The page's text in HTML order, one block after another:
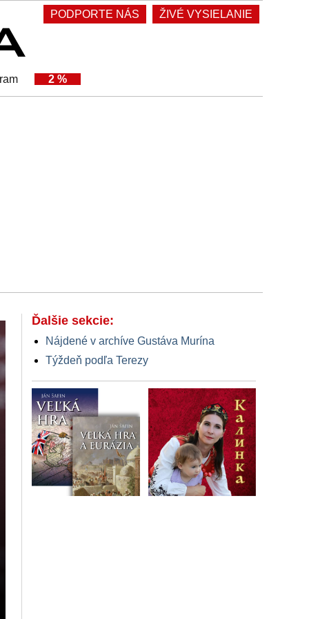
PODPORTE NÁS ŽIVÉ VYSIELANIE
2 %
Ďalšie sekcie:
Nájdené v archíve Gustáva Murína
Týždeň podľa Terezy